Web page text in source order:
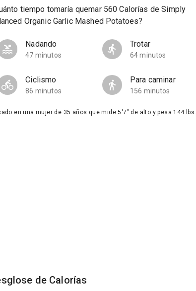
tiempo tomaría quemar 560 Calorías de Simply
Organic Garlic Mashed Potatoes?
Nadando
47 minutos
Trotar
64 minutos
Ciclismo
86 minutos
Para caminar
156 minutos
en una mujer de 35 años que mide 5'7" de alto y pesa 144 lbs.
de Calorías